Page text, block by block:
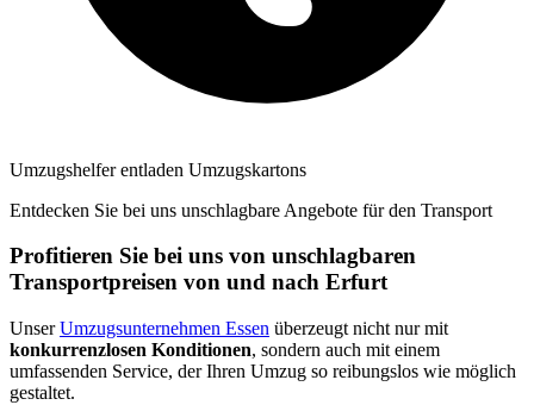
Umzugshelfer entladen Umzugskartons
Entdecken Sie bei uns unschlagbare Angebote für den Transport
Profitieren Sie bei uns von unschlagbaren
Transportpreisen von und nach Erfurt
UnserUmzugsunternehmen Essen überzeugt nicht nur mit
konkurrenzlosen Konditionen, sondern auch mit einem
umfassenden Service, der Ihren Umzug so reibungslos wie möglich
gestaltet.